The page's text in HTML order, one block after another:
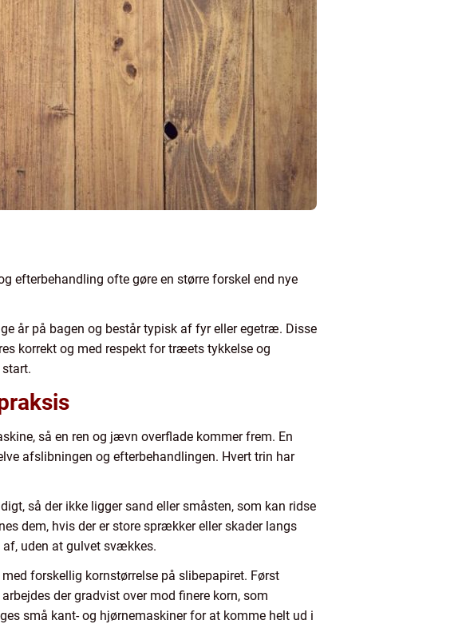
efterbehandling ofte gøre en større forskel end nye
år på bagen og består typisk af fyr eller egetræ. Disse
korrekt og med respekt for træets tykkelse og
så en ren og jævn overflade kommer frem. En
afslibningen og efterbehandlingen. Hvert trin har
så der ikke ligger sand eller småsten, som kan ridse
dem, hvis der er store sprækker eller skader langs
uden at gulvet svækkes.
forskellig kornstørrelse på slibepapiret. Først
der gradvist over mod finere korn, som
små kant- og hjørnemaskiner for at komme helt ud i